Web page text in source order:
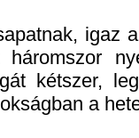
igaz
kétszer,
a